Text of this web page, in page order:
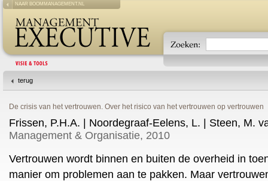
NAAR BOOMMANAGEMENT.NL
terug
De crisis van het vertrouwen. Over het risico van het vertrouwen op vertrouwen
Frissen, P.H.A. | Noordegraaf-Eelens, L. | Steen, M.
Management & Organisatie, 2010
Vertrouwen wordt binnen en buiten de overheid in
manier om problemen aan te pakken. Maar